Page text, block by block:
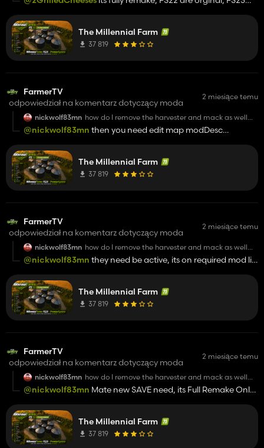
The Millennial Farm
37 819
FarmerTV
odpowiedział na komentarz dotyczący moda
2 miesiące temu
nickwolf83mn how do I remove the harvester and mack as well
wilson trailer off the Required mods?
@nickwolf83mn then you need edit map modDesc
The Millennial Farm
37 819
FarmerTV
odpowiedział na komentarz dotyczący moda
2 miesiące temu
nickwolf83mn how do I remove the harvester and mack as well
wilson trailer off the Required mods?
@nickwolf83mn they need be active, its on required mod list
The Millennial Farm
37 819
FarmerTV
odpowiedział na komentarz dotyczący moda
2 miesiące temu
nickwolf83mn how do I remove the harvester and mack as well
wilson trailer off the Required mods?
@nickwolf83mn Mate new SAVE need, its Full Remake Only
The Millennial Farm
37 819